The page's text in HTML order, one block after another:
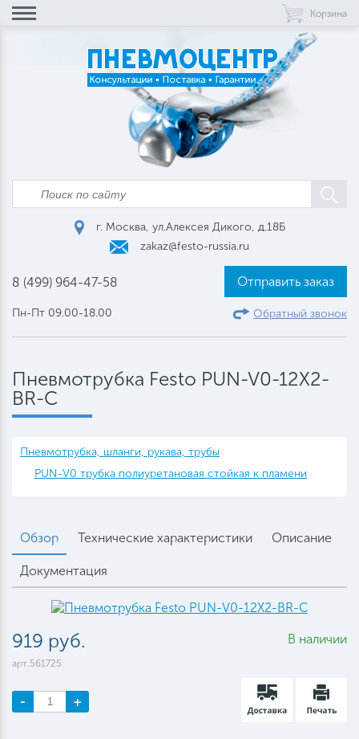
Корзина
г. Москва, ул.Алексея Дикого, д.18Б
zakaz@festo-russia.ru
8 (499) 964-47-58
Пн-Пт 09.00-18.00
Отправить заказ
Обратный звонок
Пневмотрубка Festo PUN-V0-12X2-
BR-C
Пневмотрубка, шланги, рукава, трубы
PUN-V0 трубка полиуретановая стойкая к пламени
Обзор Технические характеристики Описание
Документация
919 руб.
арт.561725
В наличии
- +